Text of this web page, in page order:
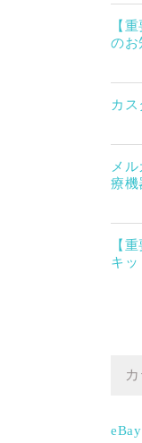
【
のお
カ
メ
療機
【
キ